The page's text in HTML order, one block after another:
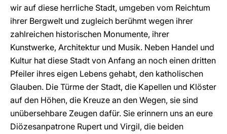
wir auf diese herrliche Stadt, umgeben vom Reichtum
ihrer Bergwelt und zugleich berühmt wegen ihrer
zahlreichen historischen Monumente, ihrer
Kunstwerke, Architektur und Musik. Neben Handel und
Kultur hat diese Stadt von Anfang an noch einen dritten
Pfeiler ihres eigen Lebens gehabt, den katholischen
Glauben. Die Türme der Stadt, die Kapellen und Klöster
auf den Höhen, die Kreuze an den Wegen, sie sind
unübersehbare Zeugen dafür. Sie erinnern uns an eure
Diözesanpatrone Rupert und Virgil, die beiden